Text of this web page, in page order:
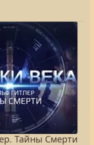
Тайны Смерти